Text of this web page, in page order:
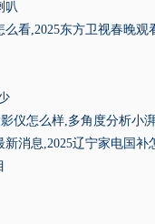
叭
么看,2025东方卫视春晚观
仪怎么样,多角度分析小
新消息,2025辽宁家电国补